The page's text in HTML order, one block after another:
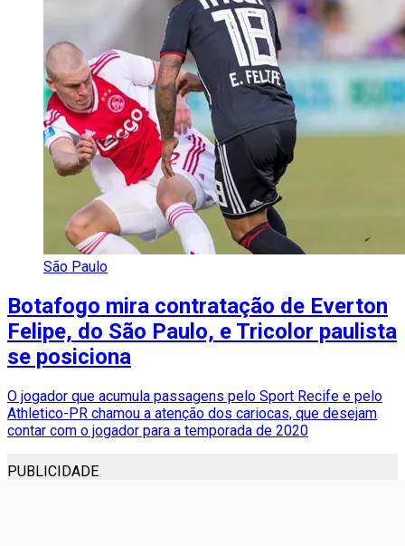
São Paulo
Botafogo mira contratação de Everton
Felipe, do São Paulo, e Tricolor paulista
se posiciona
O jogador que acumula passagens pelo Sport Recife e pelo
Athletico-PR chamou a atenção dos cariocas, que desejam
contar com o jogador para a temporada de 2020
PUBLICIDADE